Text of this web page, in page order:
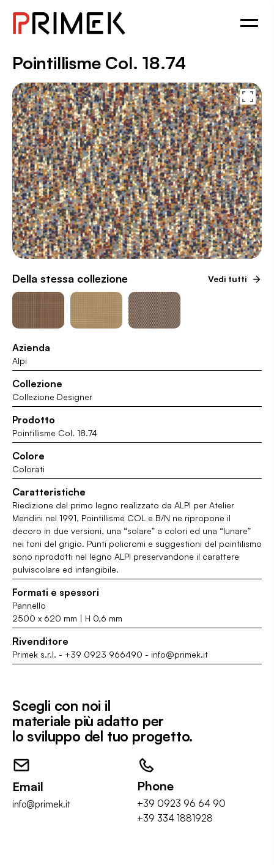
Pointillisme Col. 18.74
Della stessa collezione Vedi tutti
Azienda
Alpi
Collezione
Collezione Designer
Prodotto
Pointillisme Col. 18.74
Colore
Colorati
Caratteristiche
Riedizione del primo legno realizzato da ALPI per Atelier
Mendini nel 1991, Pointillisme COL e B/N ne ripropone il
decoro in due versioni, una “solare” a colori ed una “lunare”
nei toni del grigio. Punti policromi e suggestioni del pointilismo
sono riprodotti nel legno ALPI preservandone il carattere
pulviscolare ed intangibile.
Formati e spessori
Pannello
2500 x 620 mm | H 0,6 mm
Rivenditore
Primek s.r.l. - +39 0923 966490 - info@primek.it
Scegli con noi il
materiale più adatto per
lo sviluppo del tuo progetto.
Email
info@primek.it
Phone
+39 0923 96 64 90
+39 334 1881928